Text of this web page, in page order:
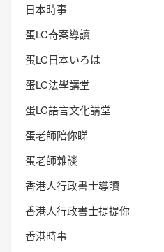
日本時事
蛋LC奇案導讀
蛋LC日本いろは
蛋LC法學講堂
蛋LC語言文化講堂
蛋老師陪你睇
蛋老師雜談
香港人行政書士導讀
香港人行政書士提提你
香港時事